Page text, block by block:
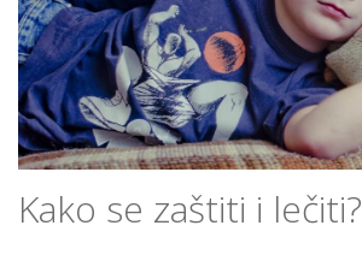
Kako se zaštiti i lečiti?